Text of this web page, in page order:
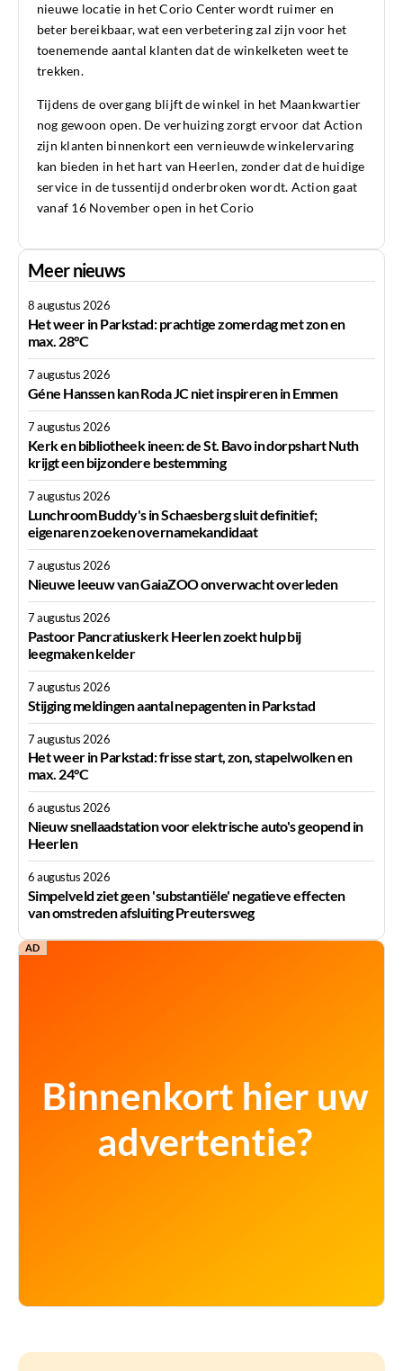
nieuwe locatie in het Corio Center wordt ruimer en
beter bereikbaar, wat een verbetering zal zijn voor het
toenemende aantal klanten dat de winkelketen weet te
trekken.
Tijdens de overgang blijft de winkel in het Maankwartier
nog gewoon open. De verhuizing zorgt ervoor dat Action
zijn klanten binnenkort een vernieuwde winkelervaring
kan bieden in het hart van Heerlen, zonder dat de huidige
service in de tussentijd onderbroken wordt. Action gaat
vanaf 16 November open in het Corio
Meer nieuws
8 augustus 2026
Het weer in Parkstad: prachtige zomerdag met zon en
max. 28°C
7 augustus 2026
Géne Hanssen kan Roda JC niet inspireren in Emmen
7 augustus 2026
Kerk en bibliotheek ineen: de St. Bavo in dorpshart Nuth
krijgt een bijzondere bestemming
7 augustus 2026
Lunchroom Buddy's in Schaesberg sluit definitief;
eigenaren zoeken overnamekandidaat
7 augustus 2026
Nieuwe leeuw van GaiaZOO onverwacht overleden
7 augustus 2026
Pastoor Pancratiuskerk Heerlen zoekt hulp bij
leegmaken kelder
7 augustus 2026
Stijging meldingen aantal nepagenten in Parkstad
7 augustus 2026
Het weer in Parkstad: frisse start, zon, stapelwolken en
max. 24°C
6 augustus 2026
Nieuw snellaadstation voor elektrische auto's geopend in
Heerlen
6 augustus 2026
Simpelveld ziet geen 'substantiële' negatieve effecten
van omstreden afsluiting Preutersweg
AD